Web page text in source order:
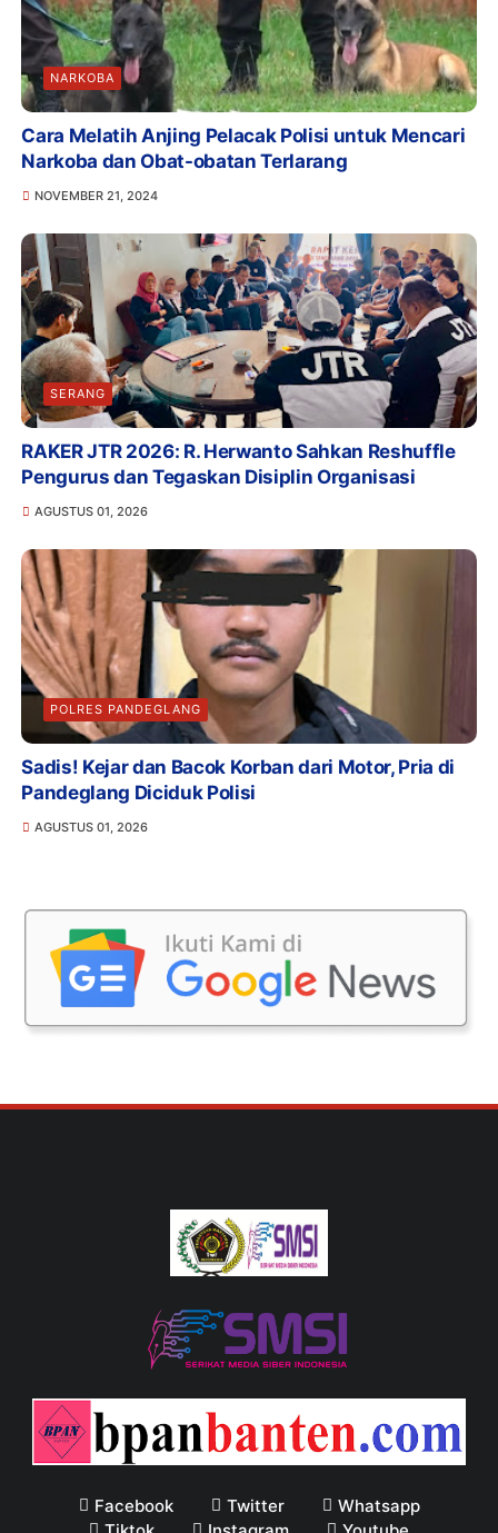
NARKOBA
Cara Melatih Anjing Pelacak Polisi untuk Mencari
Narkoba dan Obat-obatan Terlarang
NOVEMBER 21, 2024
SERANG
RAKER JTR 2026: R. Herwanto Sahkan Reshuffle
Pengurus dan Tegaskan Disiplin Organisasi
AGUSTUS 01, 2026
POLRES PANDEGLANG
Sadis! Kejar dan Bacok Korban dari Motor, Pria di
Pandeglang Diciduk Polisi
AGUSTUS 01, 2026
Facebook Twitter
Whatsapp